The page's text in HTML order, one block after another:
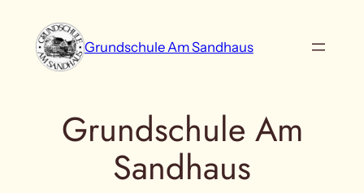
Inhalt
springen
Grundschule Am Sandhaus
Grundschule Am
Sandhaus